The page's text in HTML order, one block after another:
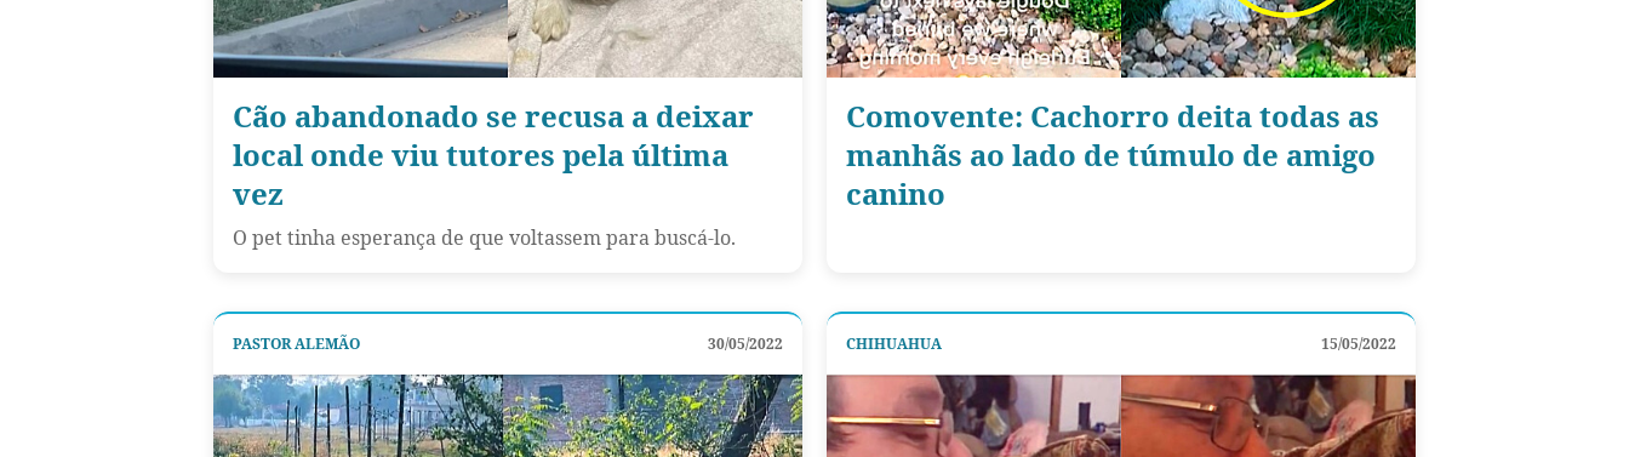
Cão abandonado se recusa a deixar
local onde viu tutores pela última
vez
O pet tinha esperança de que voltassem para buscá-lo.
Comovente: Cachorro deita todas as
manhãs ao lado de túmulo de amigo
canino
PASTOR ALEMÃO 30/05/2022 CHIHUAHUA 15/05/2022